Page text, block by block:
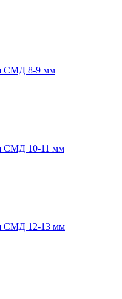
СМД 8-9 мм
СМД 10-11 мм
СМД 12-13 мм